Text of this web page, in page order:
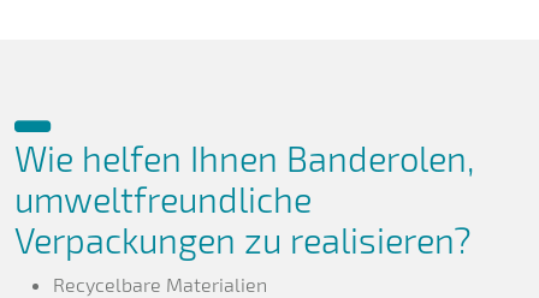
Wie helfen Ihnen Banderolen,
umweltfreundliche
Verpackungen zu realisieren?
Recycelbare Materialien